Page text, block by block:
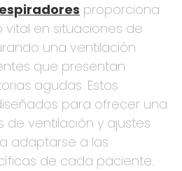
proporciona
en situaciones de
una ventilación
que presentan
agudas. Estos
para ofrecer una
ventilación y ajustes
adaptarse a las
de cada paciente.